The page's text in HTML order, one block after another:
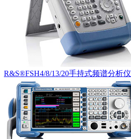
R&S®FSH4/8/13/20手持式频谱分析仪